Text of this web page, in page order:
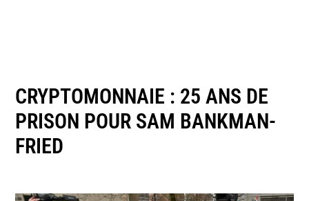
CRYPTOMONNAIE : 25 ANS DE
PRISON POUR SAM BANKMAN-
FRIED